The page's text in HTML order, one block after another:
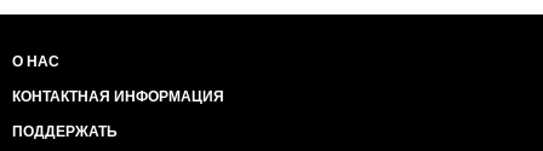
О НАС
КОНТАКТНАЯ ИНФОРМАЦИЯ
ПОДДЕРЖАТЬ